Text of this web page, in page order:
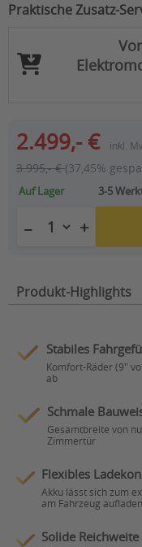
Praktische Zusatz-
2.499,- € inkl.
3.995,- €(37,45%
Auf Lager 3-5
− +
Produkt-Highlights
Stabiles
Komfort-Räder (9"
ab
Schmale
Gesamtbreite von
Zimmertür
Flexibles
Akku lässt sich zum
am Fahrzeug aufladen
Solide Reichweite